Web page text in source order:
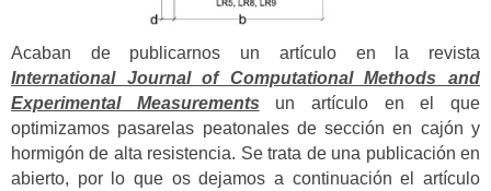
Acaban de publicarnos un artículo en la revista
International Journal of Computational Methods and
Experimental Measurements un artículo en el que
optimizamos pasarelas peatonales de sección en cajón y
hormigón de alta resistencia. Se trata de una publicación en
abierto, por lo que os dejamos a continuación el artículo